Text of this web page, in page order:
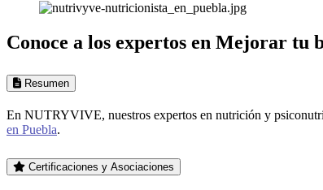
Conoce a los expertos en Mejorar tu
Resumen
En NUTRYVIVE, nuestros expertos en nutrición y
en Puebla.
Certificaciones y Asociaciones